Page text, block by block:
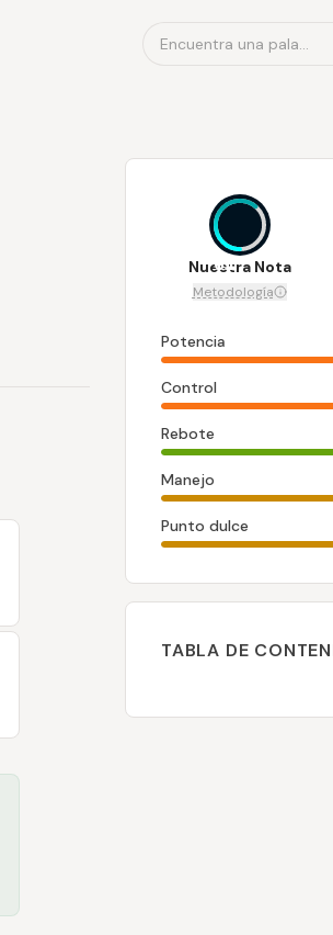
Encuentra una pala...
6.1
Nuestra Nota
Metodología
Potencia
Control
Rebote
Manejo
Punto dulce
TABLA DE